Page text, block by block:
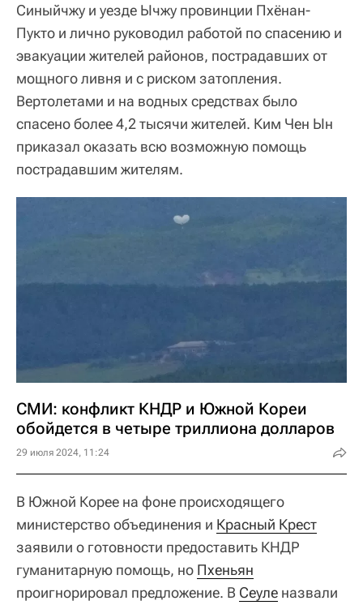
Синыйчжу и уезде Ычжу провинции Пхёнан-
Пукто и лично руководил работой по спасению и
эвакуации жителей районов, пострадавших от
мощного ливня и с риском затопления.
Вертолетами и на водных средствах было
спасено более 4,2 тысячи жителей. Ким Чен Ын
приказал оказать всю возможную помощь
пострадавшим жителям.
СМИ: конфликт КНДР и Южной Кореи
обойдется в четыре триллиона долларов
29 июля 2024, 11:24
В Южной Корее на фоне происходящего
министерство объединения и Красный Крест
заявили о готовности предоставить КНДР
гуманитарную помощь, но Пхеньян
проигнорировал предложение. В Сеуле назвали